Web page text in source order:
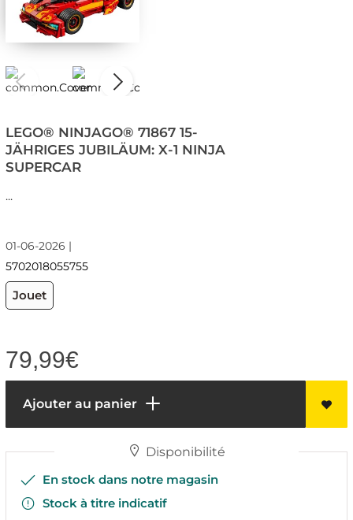
LEGO® NINJAGO® 71867 15-
JÄHRIGES JUBILÄUM: X-1 NINJA
SUPERCAR
...
01-06-2026 |
5702018055755
Jouet
79,99€
Ajouter au panier
Disponibilité
En stock dans notre magasin
Stock à titre indicatif